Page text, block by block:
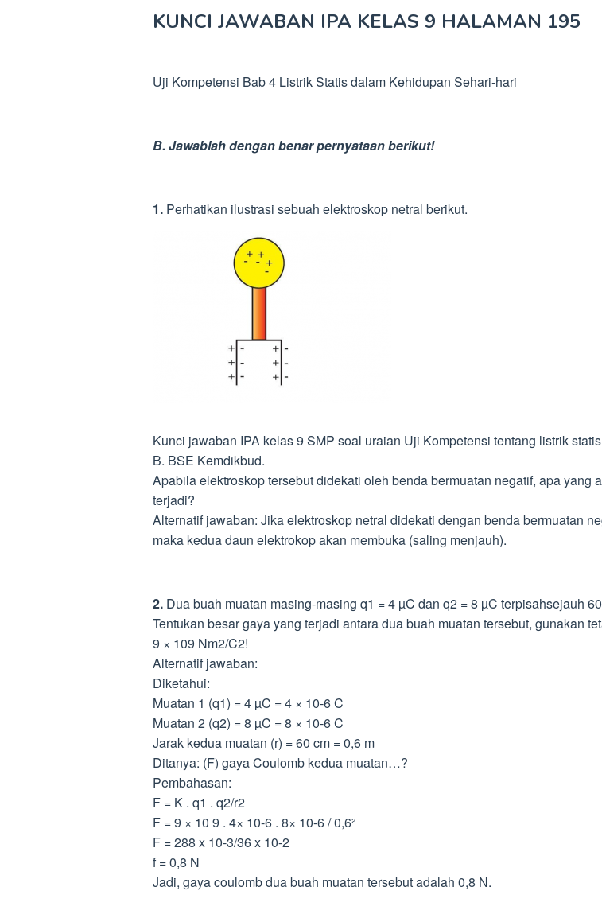
KUNCI JAWABAN IPA KELAS 9 HALAMAN 195
Uji Kompetensi Bab 4 Listrik Statis dalam Kehidupan Sehari-hari
B. Jawablah dengan benar pernyataan berikut!
1. Perhatikan ilustrasi sebuah elektroskop netral berikut.
Kunci jawaban IPA kelas 9 SMP soal uraian Uji Kompetensi tentang listrik
B. BSE Kemdikbud.
Apabila elektroskop tersebut didekati oleh benda bermuatan negatif, apa yang
terjadi?
Alternatif jawaban: Jika elektroskop netral didekati dengan benda bermuatan
maka kedua daun elektrokop akan membuka (saling menjauh).
2. Dua buah muatan masing-masing q1 = 4 µC dan q2 = 8 µC terpisahsejauh
Tentukan besar gaya yang terjadi antara dua buah muatan tersebut, gunakan
9 × 109 Nm2/C2!
Alternatif jawaban:
Diketahui:
Muatan 1 (q1) = 4 µC = 4 × 10-6 C
Muatan 2 (q2) = 8 µC = 8 × 10-6 C
Jarak kedua muatan (r) = 60 cm = 0,6 m
Ditanya: (F) gaya Coulomb kedua muatan…?
Pembahasan:
F = K . q1 . q2/r2
F = 9 × 10 9 . 4× 10-6 . 8× 10-6 / 0,6²
F = 288 x 10-3/36 x 10-2
f = 0,8 N
Jadi, gaya coulomb dua buah muatan tersebut adalah 0,8 N.